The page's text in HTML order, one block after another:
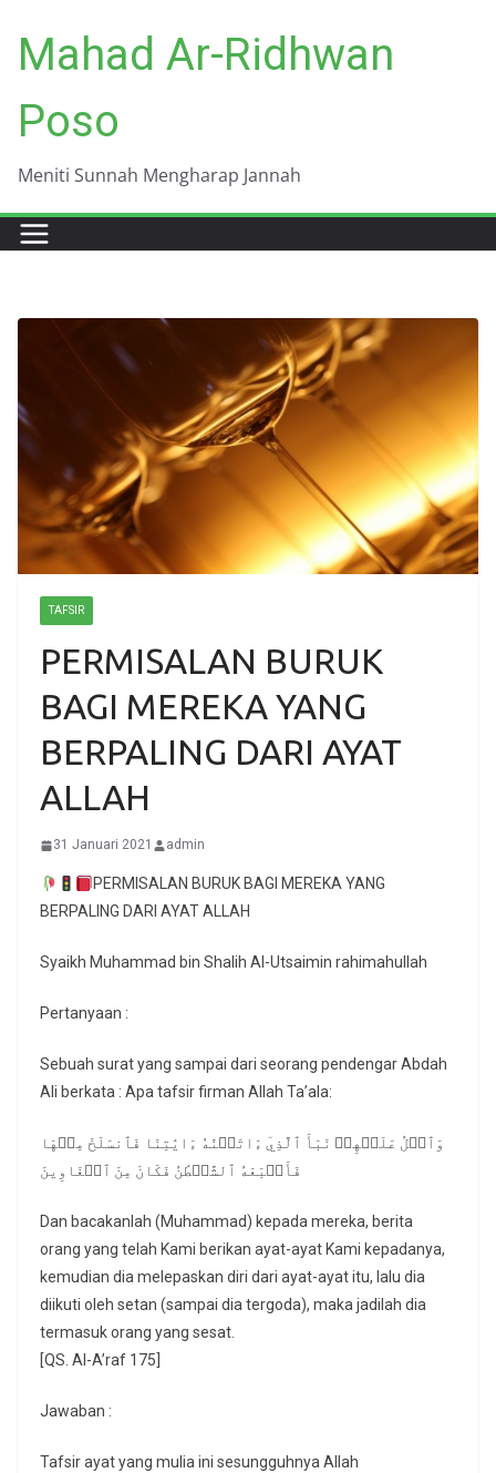
content
Mahad Ar-Ridhwan
Poso
Meniti Sunnah Mengharap Jannah
TAFSIR
PERMISALAN BURUK
BAGI MEREKA YANG
BERPALING DARI AYAT
ALLAH
31 Januari 2021 admin
PERMISALAN BURUK BAGI MEREKA YANG
BERPALING DARI AYAT ALLAH
Syaikh Muhammad bin Shalih Al-Utsaimin rahimahullah
Pertanyaan :
Sebuah surat yang sampai dari seorang pendengar Abdah
Ali berkata : Apa tafsir firman Allah Ta’ala:
وَٱتۡلُ عَلَيۡهِمۡ نَبَأَ ٱلَّذِيٓ ءَاتَيۡنَٰهُ ءَايَٰتِنَا فَٱنسَلَخَ مِنۡهَا
فَأَتۡبَعَهُ ٱلشَّيۡطَٰنُ فَكَانَ مِنَ ٱلۡغَاوِينَ
Dan bacakanlah (Muhammad) kepada mereka, berita
orang yang telah Kami berikan ayat-ayat Kami kepadanya,
kemudian dia melepaskan diri dari ayat-ayat itu, lalu dia
diikuti oleh setan (sampai dia tergoda), maka jadilah dia
termasuk orang yang sesat.
[QS. Al-A’raf 175]
Jawaban :
Tafsir ayat yang mulia ini sesungguhnya Allah